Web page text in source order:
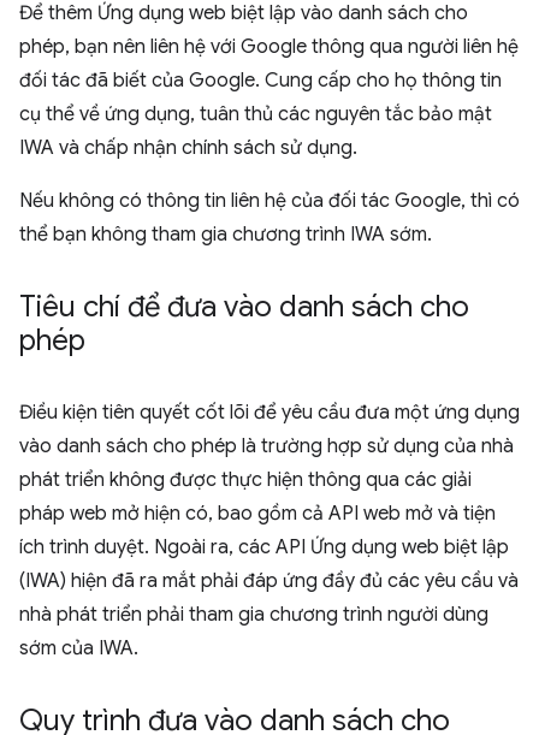
Để thêm Ứng dụng web biệt lập vào danh sách cho
phép, bạn nên liên hệ với Google thông qua người liên hệ
đối tác đã biết của Google. Cung cấp cho họ thông tin
cụ thể về ứng dụng, tuân thủ các nguyên tắc bảo mật
IWA và chấp nhận chính sách sử dụng.
Nếu không có thông tin liên hệ của đối tác Google, thì có
thể bạn không tham gia chương trình IWA sớm.
Tiêu chí để đưa vào danh sách cho
phép
Điều kiện tiên quyết cốt lõi để yêu cầu đưa một ứng dụng
vào danh sách cho phép là trường hợp sử dụng của nhà
phát triển không được thực hiện thông qua các giải
pháp web mở hiện có, bao gồm cả API web mở và tiện
ích trình duyệt. Ngoài ra, các API Ứng dụng web biệt lập
(IWA) hiện đã ra mắt phải đáp ứng đầy đủ các yêu cầu và
nhà phát triển phải tham gia chương trình người dùng
sớm của IWA.
Quy trình đưa vào danh sách cho